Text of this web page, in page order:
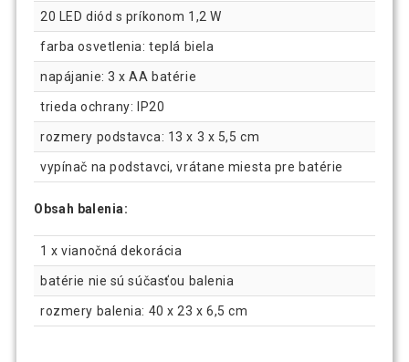
20 LED diód s príkonom 1,2 W
farba osvetlenia: teplá biela
napájanie: 3 x AA batérie
trieda ochrany: IP20
rozmery podstavca: 13 x 3 x 5,5 cm
vypínač na podstavci, vrátane miesta pre batérie
Obsah balenia:
1 x vianočná dekorácia
batérie nie sú súčasťou balenia
rozmery balenia: 40 x 23 x 6,5 cm